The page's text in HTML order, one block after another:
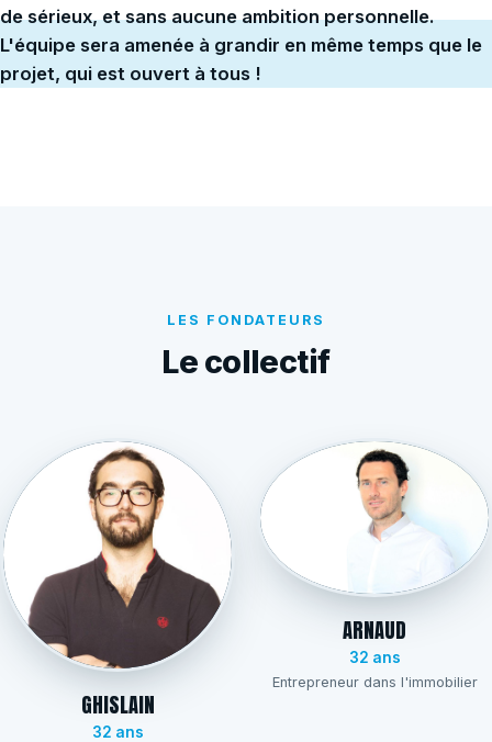
de sérieux, et sans aucune ambition personnelle.
L'équipe sera amenée à grandir en même temps que le
projet, qui est ouvert à tous !
LES FONDATEURS
Le collectif
GHISLAIN
32 ans
ARNAUD
32 ans
Entrepreneur dans l'immobilier